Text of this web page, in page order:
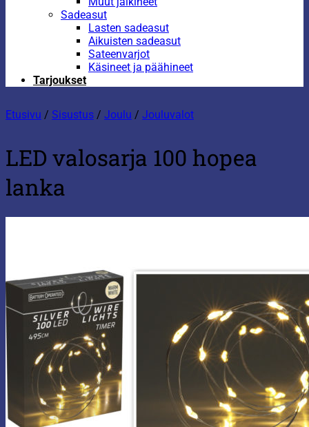
Sadeasut
Lasten sadeasut
Aikuisten sadeasut
Sateenvarjot
Käsineet ja päähineet
Tarjoukset
Etusivu / Sisustus / Joulu / Jouluvalot
LED valosarja 100 hopea
lanka